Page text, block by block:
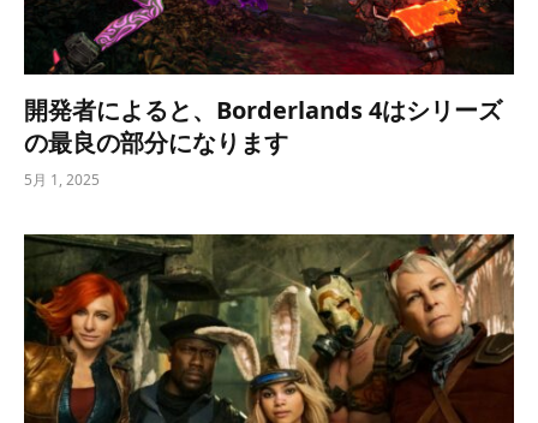
開発者によると、Borderlands 4はシリーズ
の最良の部分になります
5月 1, 2025